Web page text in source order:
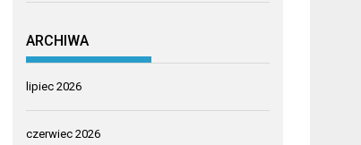
ARCHIWA
lipiec 2026
czerwiec 2026